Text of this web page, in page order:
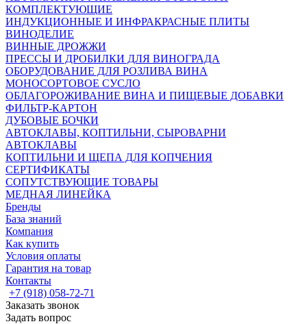
КОМПЛЕКТУЮЩИЕ
ИНДУКЦИОННЫЕ И ИНФРАКРАСНЫЕ ПЛИТЫ
ВИНОДЕЛИЕ
ВИННЫЕ ДРОЖЖИ
ПРЕССЫ И ДРОБИЛКИ ДЛЯ ВИНОГРАДА
ОБОРУДОВАНИЕ ДЛЯ РОЗЛИВА ВИНА
МОНОСОРТОВОЕ СУСЛО
ОБЛАГОРОЖИВАНИЕ ВИНА И ПИЩЕВЫЕ ДОБАВКИ
ФИЛЬТР-КАРТОН
ДУБОВЫЕ БОЧКИ
АВТОКЛАВЫ, КОПТИЛЬНИ, СЫРОВАРНИ
АВТОКЛАВЫ
КОПТИЛЬНИ И ЩЕПА ДЛЯ КОПЧЕНИЯ
СЕРТИФИКАТЫ
СОПУТСТВУЮЩИЕ ТОВАРЫ
МЕДНАЯ ЛИНЕЙКА
Бренды
База знаний
Компания
Как купить
Условия оплаты
Гарантия на товар
Контакты
+7 (918) 058-72-71
Заказать звонок
Задать вопрос